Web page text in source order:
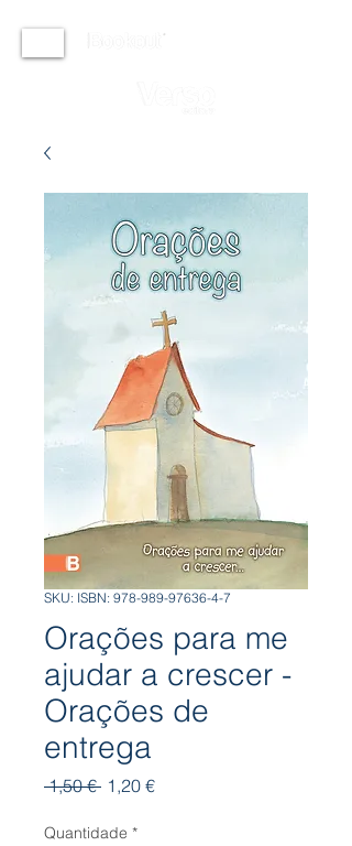
SKU: ISBN: 978-989-97636-4-7
Orações para me
ajudar a crescer -
Orações de
entrega
1,50 € Preço
1,20 €Preço
Quantidade *